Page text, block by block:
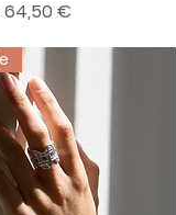
Prix promotionnel
64,50 €